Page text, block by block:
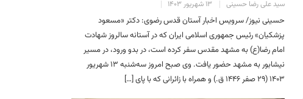
سید علی رضا حسینی ۱۳ شهریور ۱۴۰۳
حسینی نیوز/ سرویس اخبار آستان قدس رضوی: دکتر «مسعود
پزشکیان» رئیس جمهوری اسلامی ایران که در آستانه سالروز شهادت
امام رضا(ع) به مشهد مقدس سفر کرده است، در بدو ورود، در مسیر
نیشابور به مشهد حضور یافت. وی صبح امروز سه‌شنبه ۱۳ شهریور
۱۴۰۳ (۲۹ صفر ۱۴۴۶ ق.) و همراه با زائرانی که با پای […]